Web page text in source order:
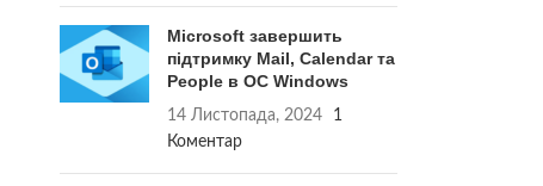
Microsoft завершить
підтримку Mail, Calendar та
People в ОС Windows
14 Листопада, 2024
1
Коментар